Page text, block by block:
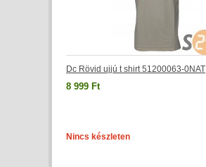
Dc Rövid ujjú t shirt 51200063-0NAT
8 999 Ft
Nincs készleten